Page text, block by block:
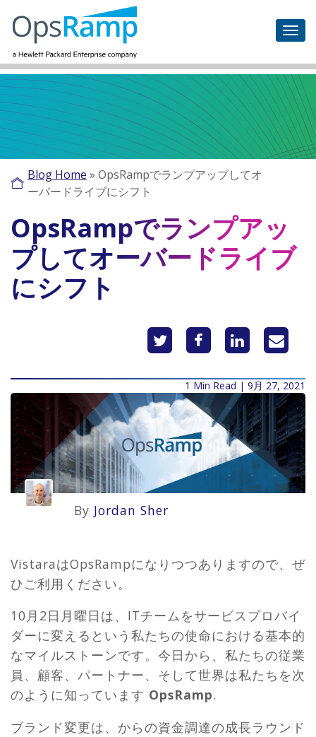
Blog Home » OpsRampでランプアップしてオ
ーバードライブにシフト
OpsRampでランプアッ
プしてオーバードライブ
にシフト
1 Min Read | 9月 27, 2021
By Jordan Sher
VistaraはOpsRampになりつつありますので、ぜ
ひご利用ください。
10月2日月曜日は、ITチームをサービスプロバイ
ダーに変えるという私たちの使命における基本的
なマイルストーンです。今日から、私たちの従業
員、顧客、パートナー、そして世界は私たちを次
のように知っています OpsRamp.
ブランド変更は、からの資金調達の成長ラウンド